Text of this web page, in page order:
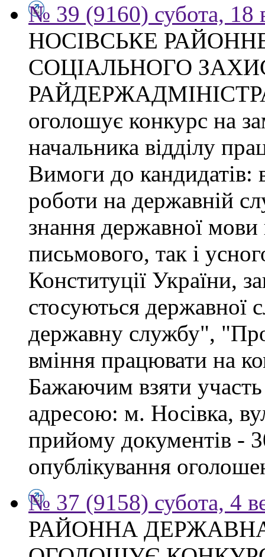
№ 39 (9160) субота, 18
НОСІВСЬКЕ
СОЦІАЛЬНОГО
оголошує конкурс на
начальника відділу
Вимоги до
роботи на державній
знання державної мови
письмового, так і
Конституції України,
стосуються
державну службу",
вміння працювати на
Бажаючим взяти участь
адресою: м. Носівка,
прийому документів -
опублікування
№ 37 (9158) субота, 4
РАЙОННА